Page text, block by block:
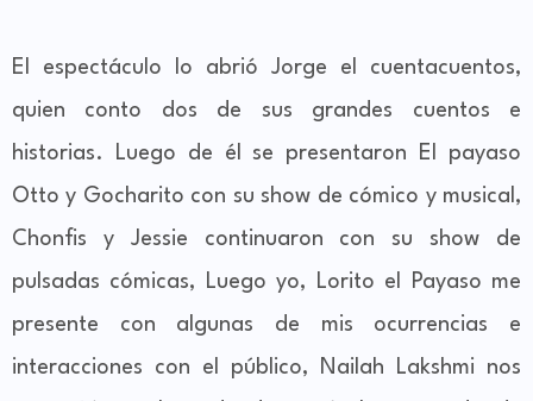
El espectáculo lo abrió Jorge el cuentacuentos,
quien conto dos de sus grandes cuentos e
historias. Luego de él se presentaron El payaso
Otto y Gocharito con su show de cómico y musical,
Chonfis y Jessie continuaron con su show de
pulsadas cómicas, Luego yo, Lorito el Payaso me
presente con algunas de mis ocurrencias e
interacciones con el público, Nailah Lakshmi nos